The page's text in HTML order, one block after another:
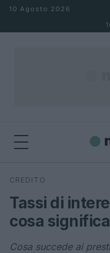
Salta al contenuto
10 Agosto 2026
Cerca
CREDITO
Tassi di
cosa
Cosa succede ai